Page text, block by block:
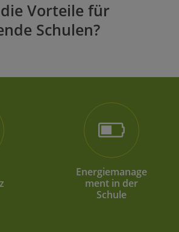
Vorteile für
Schulen?
Energiemanage
ment in der
Schule